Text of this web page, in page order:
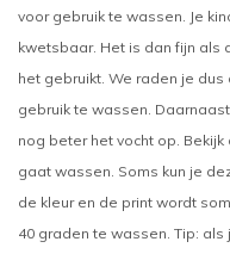
voor gebruik te wassen. Je
kwetsbaar. Het is dan fijn als
het gebruikt. We raden je
gebruik te wassen.
nog beter het vocht op.
gaat wassen. Soms kun je
de kleur en de print wordt
40 graden te wassen. Tip: